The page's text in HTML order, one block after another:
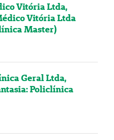
Vitória Ltda,
Vitória Ltda
Master)
Geral Ltda,
Policlínica